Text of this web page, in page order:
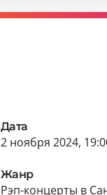
Дата
2 ноября 2024,
Жанр
Рэп-концерты в